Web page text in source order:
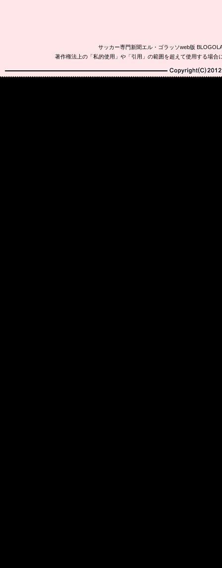
サッカー専門新聞エル・ゴラッソweb版
著作権法上の「私的使用」や「引用」の範囲を超えて使用する場
Copyright(C)2010-